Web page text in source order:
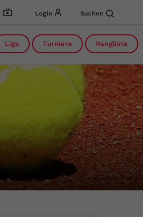
Login Suchen
Liga Turniere Rangliste